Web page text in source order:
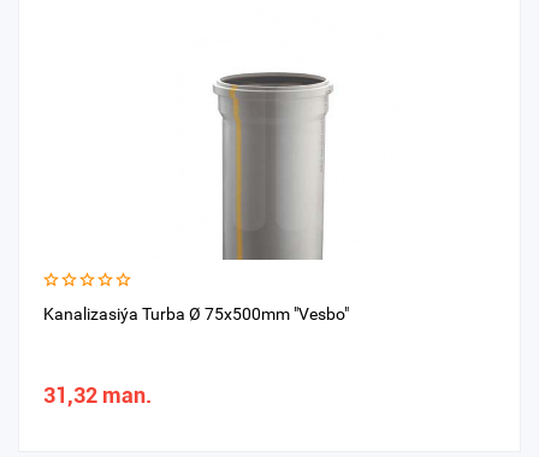
Kanalizasiýa Turba Ø 75x500mm "Vesbo"
31,32 man.